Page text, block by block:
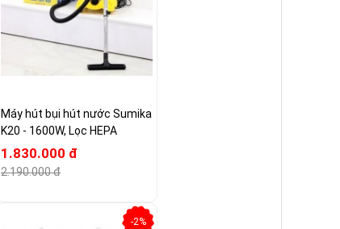
Máy hút bụi hút nước Sumika
K20 - 1600W, Lọc HEPA
1.830.000 đ
2.190.000 đ
-2%